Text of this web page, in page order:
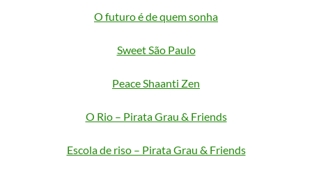
O futuro é de quem sonha
Sweet São Paulo
Peace Shaanti Zen
O Rio – Pirata Grau & Friends
Escola de riso – Pirata Grau & Friends